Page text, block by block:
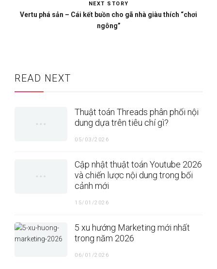
NEXT STORY
Vertu phá sản – Cái kết buồn cho gã nhà giàu thích “chơi
ngông”
READ NEXT
Thuật toán Threads phân phối nội
dung dựa trên tiêu chí gì?
05/03/2026
Cập nhật thuật toán Youtube 2026
và chiến lược nội dung trong bối
cảnh mới
15/01/2026
5 xu hướng Marketing mới nhất
trong năm 2026
06/01/2026